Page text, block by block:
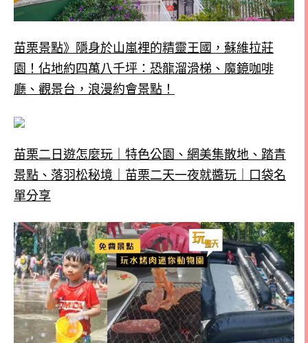
苗栗景點》隱身於山嵐裡的精靈王國，蘇維拉莊
園！佔地約四萬八千坪：恐龍溜滑梯、魔鏡咖啡
廳、觀景台，浪漫約會景點！
苗栗二日遊怎麼玩｜特色公園、網美集散地、踏青
景點、落羽松秘境｜苗栗二天一夜就醬玩｜口袋名
單分享